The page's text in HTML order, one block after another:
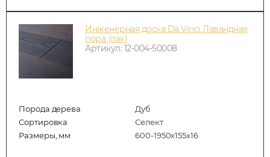
Инженерная доска Da Vinci Лавандная
пора (лак)
Артикул: 12-004-50008
Порода дерева
Дуб
Сортировка
Селект
Размеры, мм
600-1950x155x16